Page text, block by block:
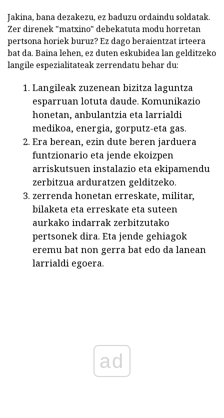
Jakina, bana dezakezu, ez baduzu ordaindu soldatak.
Zer direnek "matxino" debekatuta modu horretan
pertsona horiek buruz? Ez dago beraientzat irteera
bat da. Baina lehen, ez duten eskubidea lan gelditzeko
langile espezialitateak zerrendatu behar du:
Langileak zuzenean bizitza laguntza
esparruan lotuta daude. Komunikazio
honetan, anbulantzia eta larrialdi
medikoa, energia, gorputz-eta gas.
Era berean, ezin dute beren jarduera
funtzionario eta jende ekoizpen
arriskutsuen instalazio eta ekipamendu
zerbitzua arduratzen gelditzeko.
zerrenda honetan erreskate, militar,
bilaketa eta erreskate eta suteen
aurkako indarrak zerbitzutako
pertsonek dira. Eta jende gehiagok
eremu bat non gerra bat edo da lanean
larrialdi egoera.
ad